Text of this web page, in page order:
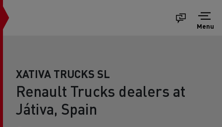
Menu
XATIVA TRUCKS SL
Renault Trucks dealers at
Játiva, Spain